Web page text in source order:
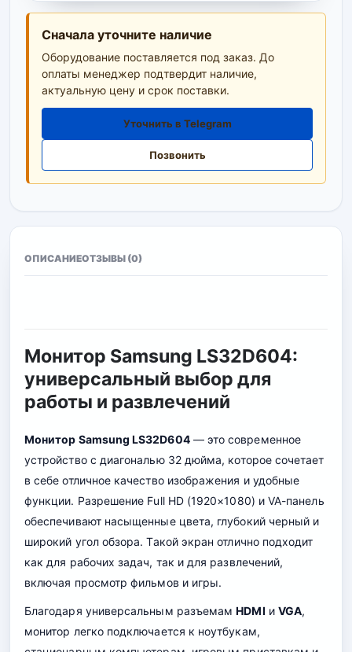
Сначала уточните наличие
Оборудование поставляется под заказ. До
оплаты менеджер подтвердит наличие,
актуальную цену и срок поставки.
Уточнить в Telegram
Позвонить
ОПИСАНИЕОТЗЫВЫ (0)
Монитор Samsung LS32D604:
универсальный выбор для
работы и развлечений
Монитор Samsung LS32D604— это современное
устройство с диагональю 32 дюйма, которое сочетает
в себе отличное качество изображения и удобные
функции. Разрешение Full HD (1920×1080) и VA-панель
обеспечивают насыщенные цвета, глубокий черный и
широкий угол обзора. Такой экран отлично подходит
как для рабочих задач, так и для развлечений,
включая просмотр фильмов и игры.
Благодаря универсальным разъемамHDMI и VGA,
монитор легко подключается к ноутбукам,